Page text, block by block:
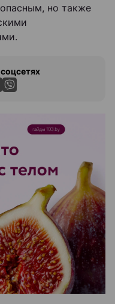
но также
НА САЙТЕ